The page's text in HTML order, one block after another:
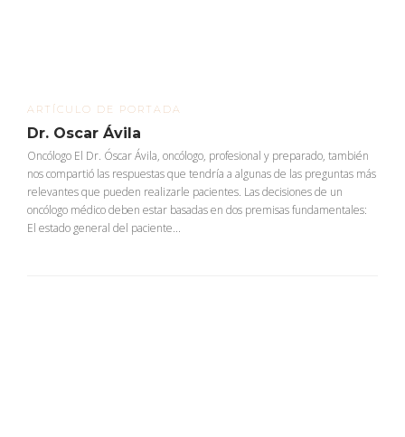
ARTÍCULO DE PORTADA
Dr. Oscar Ávila
Oncólogo El Dr. Óscar Ávila, oncólogo, profesional y preparado, también
nos compartió las respuestas que tendría a algunas de las preguntas más
relevantes que pueden realizarle pacientes. Las decisiones de un
oncólogo médico deben estar basadas en dos premisas fundamentales:
El estado general del paciente...